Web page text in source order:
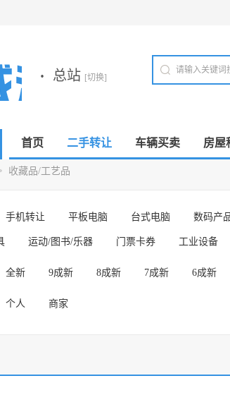
· 总站 [切换]
首页 二手转让 车辆买卖 房屋
收藏品/工艺品
手机转让 平板电脑 台式电脑 数码产
运动/图书/乐器 门票卡券 工业设备
全新 9成新 8成新 7成新 6成新
个人 商家